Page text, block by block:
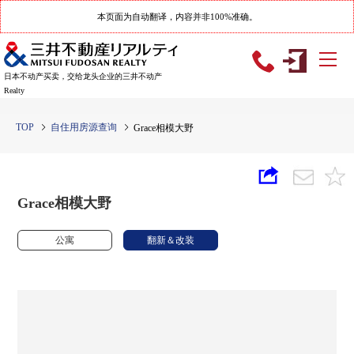
本页面为自动翻译，内容并非100%准确。
日本不动产买卖，交给龙头企业的三井不动产
Realty
TOP 自住用房源查询 Grace相模大野
Grace相模大野
公寓 翻新＆改装